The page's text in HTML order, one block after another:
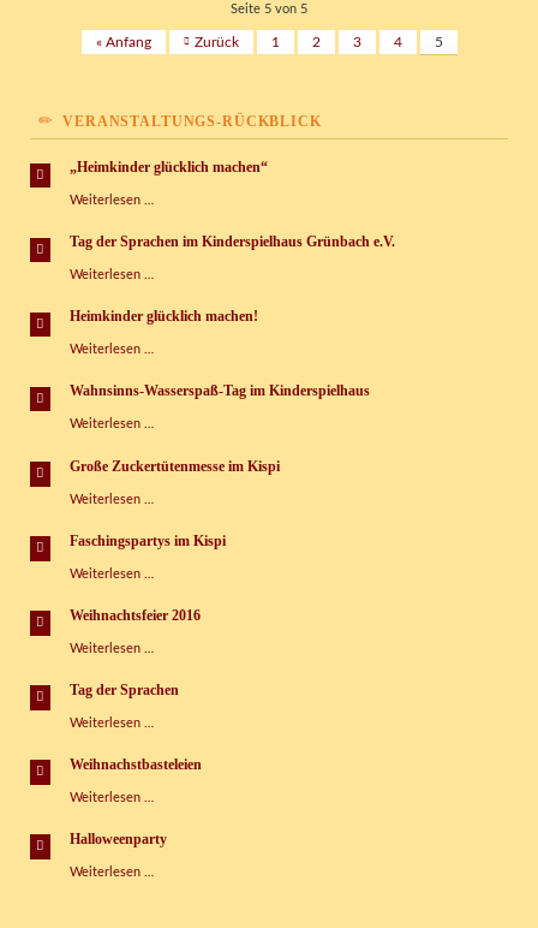
Seite 5 von 5
« Anfang Zurück 1 2 3 4 5
VERANSTALTUNGS-RÜCKBLICK
„Heimkinder glücklich machen“
Weiterlesen …
machen“
Tag der Sprachen im Kinderspielhaus Grünbach e.V.
Weiterlesen …
Sprachen
Kinderspielhaus
e.V.
Heimkinder glücklich machen!
Weiterlesen …
machen!
Wahnsinns-Wasserspaß-Tag im Kinderspielhaus
Weiterlesen …
Tag
Kinderspielhaus
Große Zuckertütenmesse im Kispi
Weiterlesen …
im
Faschingspartys im Kispi
Weiterlesen …
Kispi
Weihnachtsfeier 2016
Weiterlesen …
Tag der Sprachen
Weiterlesen …
Sprachen
Weihnachstbasteleien
Weiterlesen …
Halloweenparty
Weiterlesen …